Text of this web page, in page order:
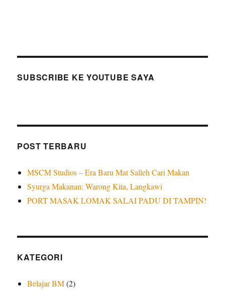
SUBSCRIBE KE YOUTUBE SAYA
POST TERBARU
MSCM Studios – Era Baru Mat Salleh Cari Makan
Syurga Makanan: Warong Kita, Langkawi
PORT MASAK LOMAK SALAI PADU DI TAMPIN!
KATEGORI
Belajar BM(2)